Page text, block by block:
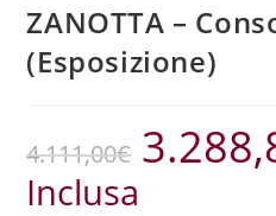
ZANOTTA –
(Esposizione)
4.111,00€
Inclusa